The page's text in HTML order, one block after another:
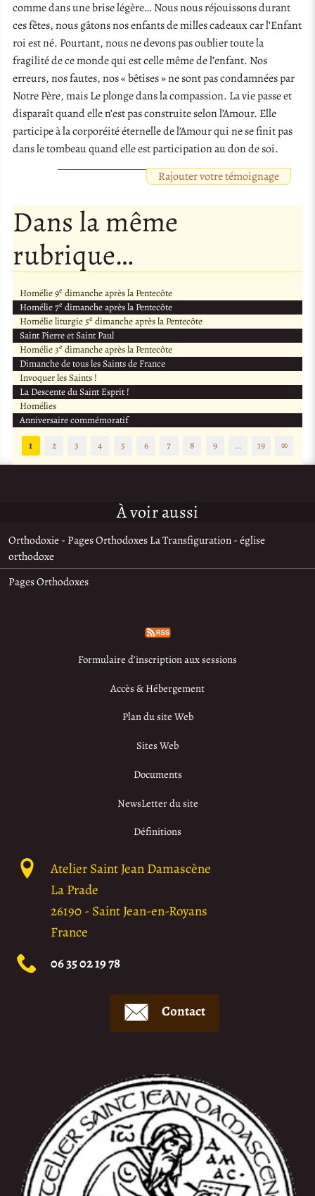
comme dans une brise légère… Nous nous réjouissons durant
ces fêtes, nous gâtons nos enfants de milles cadeaux car l’Enfant
roi est né. Pourtant, nous ne devons pas oublier toute la
fragilité de ce monde qui est celle même de l’enfant. Nos
erreurs, nos fautes, nos « bêtises » ne sont pas condamnées par
Notre Père, mais Le plonge dans la compassion. La vie passe et
disparaît quand elle n’est pas construite selon l’Amour. Elle
participe à la corporéité éternelle de l’Amour qui ne se finit pas
dans le tombeau quand elle est participation au don de soi.
Rajouter votre témoignage
Dans la même
rubrique…
Homélie 9e dimanche après la Pentecôte
Homélie 7e dimanche après la Pentecôte
Homélie liturgie 5e dimanche après la Pentecôte
Saint Pierre et Saint Paul
Homélie 3e dimanche après la Pentecôte
Dimanche de tous les Saints de France
Invoquer les Saints !
La Descente du Saint Esprit !
Homélies
Anniversaire commémoratif
1
2 3 4 5 6 7 8 9 … 19 ∞
À voir aussi
Orthodoxie - Pages Orthodoxes La Transfiguration - église
orthodoxe
Pages Orthodoxes
Formulaire d’inscription aux sessions
Accès & Hébergement
Plan du site Web
Sites Web
Documents
NewsLetter du site
Définitions
Atelier Saint Jean Damascène
La Prade
26190- Saint Jean-en-Royans
France
06 35 02 19 78
Contact